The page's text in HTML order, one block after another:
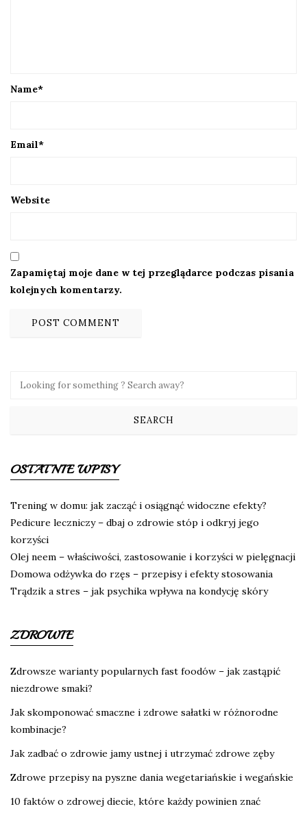
Name*
Email*
Website
Zapamiętaj moje dane w tej przeglądarce podczas pisania
kolejnych komentarzy.
OSTATNIE WPISY
Trening w domu: jak zacząć i osiągnąć widoczne efekty?
Pedicure leczniczy – dbaj o zdrowie stóp i odkryj jego
korzyści
Olej neem – właściwości, zastosowanie i korzyści w pielęgnacji
Domowa odżywka do rzęs – przepisy i efekty stosowania
Trądzik a stres – jak psychika wpływa na kondycję skóry
ZDROWIE
Zdrowsze warianty popularnych fast foodów – jak zastąpić
niezdrowe smaki?
Jak skomponować smaczne i zdrowe sałatki w różnorodne
kombinacje?
Jak zadbać o zdrowie jamy ustnej i utrzymać zdrowe zęby
Zdrowe przepisy na pyszne dania wegetariańskie i wegańskie
10 faktów o zdrowej diecie, które każdy powinien znać